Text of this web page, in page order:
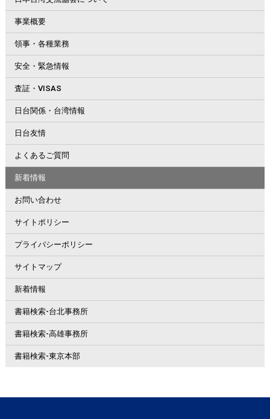
事業概要
領事・各種業務
安全・緊急情報
査証・VISAS
日台関係・台湾情報
日台友情
よくあるご質問
新着情報
お問い合わせ
サイトポリシー
プライバシーポリシー
サイトマップ
新着情報
書籍検索-台北事務所
書籍検索-高雄事務所
書籍検索-東京本部